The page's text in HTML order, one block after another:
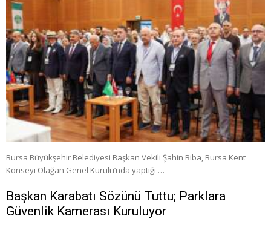
Bursa Büyükşehir Belediyesi Başkan Vekili Şahin Biba, Bursa Kent
Konseyi Olağan Genel Kurulu’nda yaptığı …
Başkan Karabatı Sözünü Tuttu; Parklara
Güvenlik Kamerası Kuruluyor